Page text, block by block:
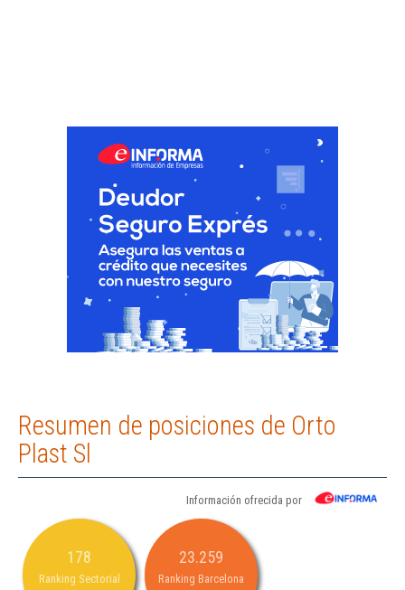
Resumen de posiciones de Orto
Plast Sl
Información ofrecida por
178
Ranking Sectorial
23.259
Ranking Barcelona